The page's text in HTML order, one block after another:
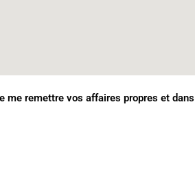
me remettre vos affaires propres et